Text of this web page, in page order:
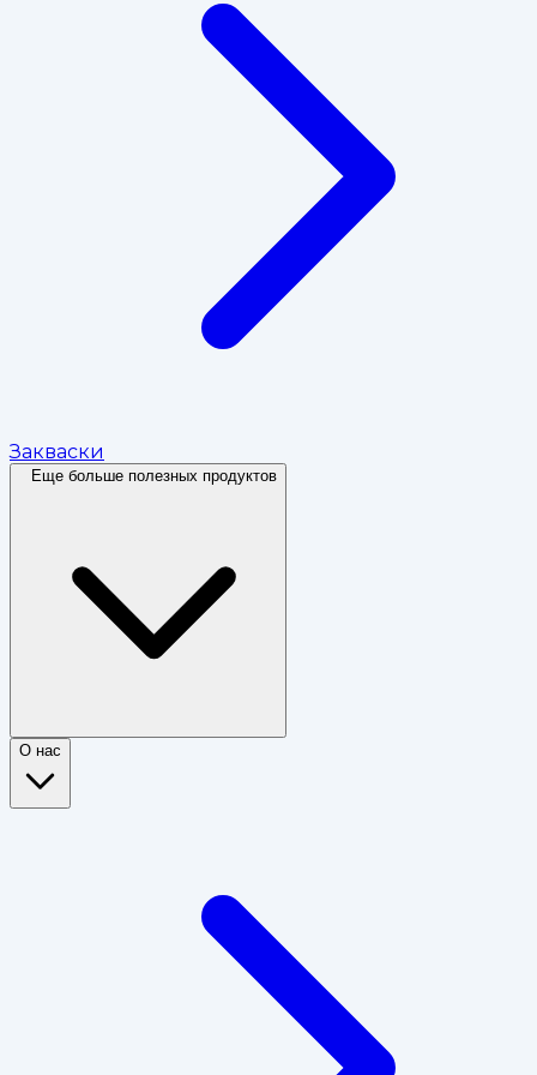
Закваски
Еще больше полезных продуктов
О нас